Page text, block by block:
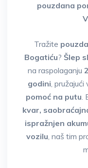
pouzdana
Tražite
Bogatiću? Šlep
na raspolaganju
godini, pružajući
pomoć na putu.
kvar,
ispražnjen
vozilu, naš tim